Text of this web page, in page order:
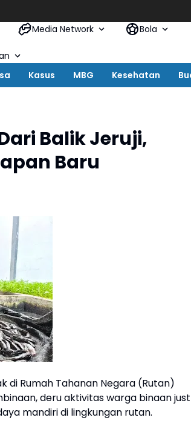
Babak
Media Network Bola
Kasus MBG Kesehatan
Balik Jeruji,
Baru
di Rumah Tahanan Negara (Rutan)
deru aktivitas warga binaan
mandiri di lingkungan rutan.